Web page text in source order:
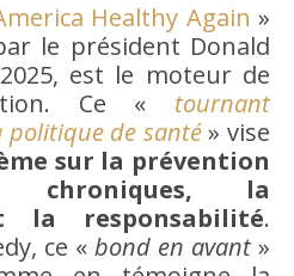
Healthy Again »
le président Donald
est le moteur de
Ce « tournant
politique de santé» vise
sur la prévention
chroniques, la
la responsabilité.
ce « bond en avant »